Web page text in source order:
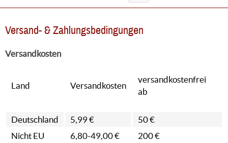
Versand- & Zahlungsbedingungen
Versandkosten
Land Versandkosten
versandkostenfrei
ab
Deutschland 5,99 €
50 €
Nicht EU
6,80-49,00 €
200 €